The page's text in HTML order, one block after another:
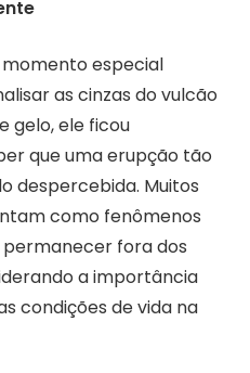
especial
as cinzas do vulcão
gelo, ele ficou
que uma erupção tão
despercebida. Muitos
como fenômenos
fora dos
a importância
condições de vida na